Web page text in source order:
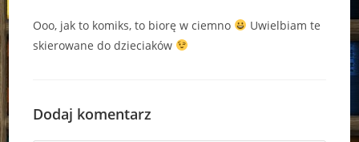
Ooo, jak to komiks, to biorę w ciemno
Uwielbiam te
skierowane do dzieciaków
Dodaj komentarz